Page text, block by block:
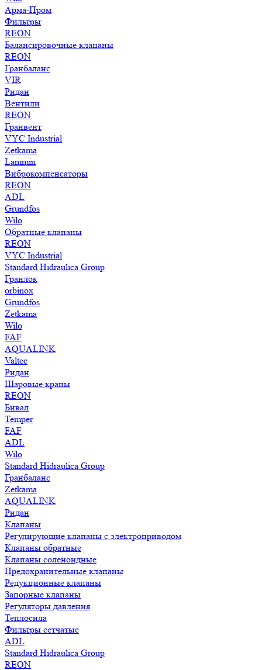
Арма-Пром
Фильтры
REON
Балансировочные клапаны
REON
Гранбаланс
VIR
Ридан
Вентили
REON
Гранвент
VYC Industrial
Zetkama
Lammin
Виброкомпенсаторы
REON
ADL
Grundfos
Wilo
Обратные клапаны
REON
VYC Industrial
Standard Hidraulica Group
Гранлок
orbinox
Grundfos
Zetkama
Wilo
FAF
AQUALINK
Valtec
Ридан
Шаровые краны
REON
Бивал
Temper
FAF
ADL
Wilo
Standard Hidraulica Group
Гранбаланс
Zetkama
AQUALINK
Ридан
Клапаны
Регулирующие клапаны с электроприводом
Клапаны обратные
Клапаны соленоидные
Предохранительные клапаны
Редукционные клапаны
Запорные клапаны
Регуляторы давления
Теплосила
Фильтры сетчатые
ADL
Standard Hidraulica Group
REON